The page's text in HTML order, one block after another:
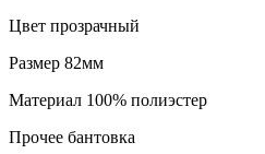
Цвет прозрачный
Размер 82мм
Материал 100% полиэстер
Прочее бантовка